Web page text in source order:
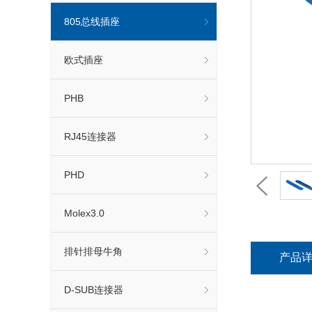
805总线插座
欧式插座
PHB
RJ45连接器
PHD
Molex3.0
排针排母牛角
D-SUB连接器
产品